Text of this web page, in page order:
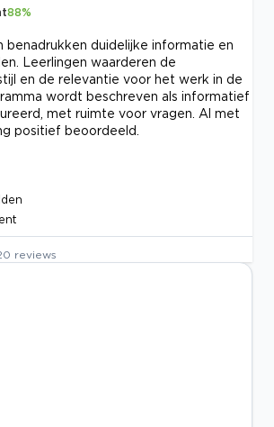
88%
benadrukken duidelijke informatie en
Leerlingen waarderen de
en de relevantie voor het werk in de
wordt beschreven als informatief
met ruimte voor vragen. Al met
positief beoordeeld.
reviews